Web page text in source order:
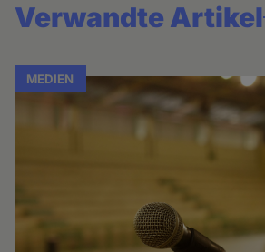
Verwandte Artikel
MEDIEN